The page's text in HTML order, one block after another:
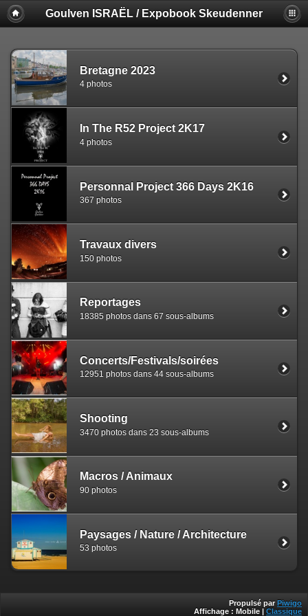
Goulven ISRAËL / Expobook Skeudenner
Bretagne 2023
4 photos
In The R52 Project 2K17
4 photos
Personnal Project 366 Days 2K16
367 photos
Travaux divers
150 photos
Reportages
18385 photos dans 67 sous-albums
Concerts/Festivals/soirées
12951 photos dans 44 sous-albums
Shooting
3470 photos dans 23 sous-albums
Macros / Animaux
90 photos
Paysages / Nature / Architecture
53 photos
Propulsé par Piwigo
Affichage : Mobile Classique